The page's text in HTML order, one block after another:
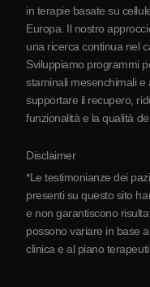
Partnership
in terapie basate su
Europa. Il nostro
una ricerca continua nel
Sviluppiamo programmi
staminali mesenchimali
supportare il recupero,
funzionalità e la qualità
Disclaimer
*Le testimonianze dei
presenti su questo sito
e non garantiscono
possono variare in base
clinica e al piano